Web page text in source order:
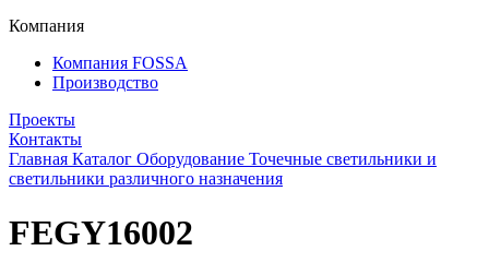
Компания
Компания FOSSA
Производство
Проекты
Контакты
Главная Каталог Оборудование Точечные светильники и
светильники различного назначения
FEGY16002